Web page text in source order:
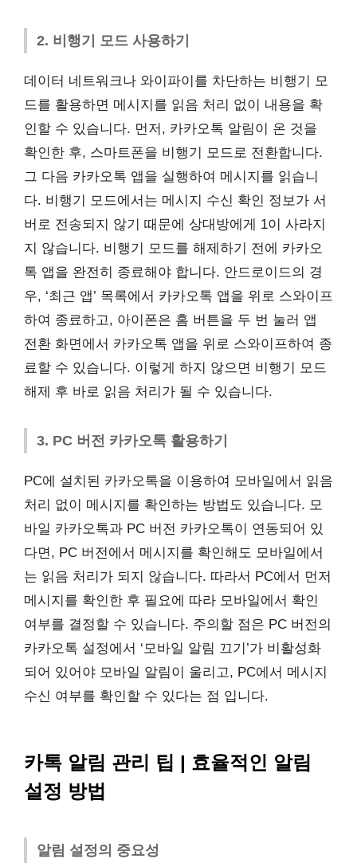
2. 비행기 모드 사용하기
데이터 네트워크나 와이파이를 차단하는 비행기 모
드를 활용하면 메시지를 읽음 처리 없이 내용을 확
인할 수 있습니다. 먼저, 카카오톡 알림이 온 것을
확인한 후, 스마트폰을 비행기 모드로 전환합니다.
그 다음 카카오톡 앱을 실행하여 메시지를 읽습니
다. 비행기 모드에서는 메시지 수신 확인 정보가 서
버로 전송되지 않기 때문에 상대방에게 1이 사라지
지 않습니다. 비행기 모드를 해제하기 전에 카카오
톡 앱을 완전히 종료해야 합니다. 안드로이드의 경
우, ‘최근 앱’ 목록에서 카카오톡 앱을 위로 스와이프
하여 종료하고, 아이폰은 홈 버튼을 두 번 눌러 앱
전환 화면에서 카카오톡 앱을 위로 스와이프하여 종
료할 수 있습니다. 이렇게 하지 않으면 비행기 모드
해제 후 바로 읽음 처리가 될 수 있습니다.
3. PC 버전 카카오톡 활용하기
PC에 설치된 카카오톡을 이용하여 모바일에서 읽음
처리 없이 메시지를 확인하는 방법도 있습니다. 모
바일 카카오톡과 PC 버전 카카오톡이 연동되어 있
다면, PC 버전에서 메시지를 확인해도 모바일에서
는 읽음 처리가 되지 않습니다. 따라서 PC에서 먼저
메시지를 확인한 후 필요에 따라 모바일에서 확인
여부를 결정할 수 있습니다. 주의할 점은 PC 버전의
카카오톡 설정에서 ‘모바일 알림 끄기’가 비활성화
되어 있어야 모바일 알림이 울리고, PC에서 메시지
수신 여부를 확인할 수 있다는 점 입니다.
카톡 알림 관리 팁 | 효율적인 알림
설정 방법
알림 설정의 중요성